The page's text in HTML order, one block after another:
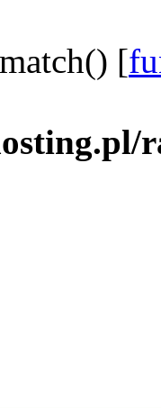
[